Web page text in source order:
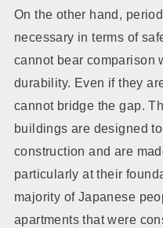
On the other hand,
necessary in terms of
cannot bear comparison
durability. Even if they
cannot bridge the gap.
buildings are designed
construction and are
particularly at their
majority of Japanese
apartments that were